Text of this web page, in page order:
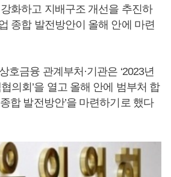
화하고 지배구조 개선을 추진하
종합 발전방안이 올해 안에 마련
호금융 관계부처·기관은 ‘2023년
의회’을 열고 올해 안에 범부처 합
합 발전방안’을 마련하기로 했다